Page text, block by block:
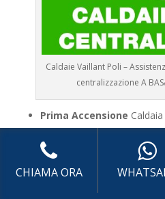
Caldaie Vaillant Poli –
centralizzazione A
Prima Accensione
Assistenza
Caldaia con
basamento Vaillant Poli
CHIAMA ORA